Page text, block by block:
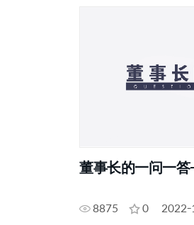
董事长的一问一
8875 0